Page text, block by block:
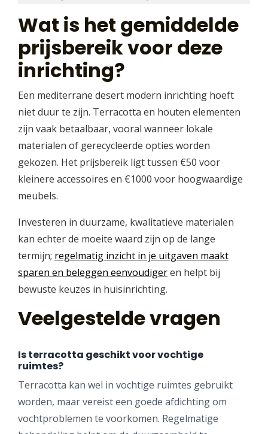
Wat is het gemiddelde
prijsbereik voor deze
inrichting?
Een mediterrane desert modern inrichting hoeft
niet duur te zijn. Terracotta en houten elementen
zijn vaak betaalbaar, vooral wanneer lokale
materialen of gerecycleerde opties worden
gekozen. Het prijsbereik ligt tussen €50 voor
kleinere accessoires en €1000 voor hoogwaardige
meubels.
Investeren in duurzame, kwalitatieve materialen
kan echter de moeite waard zijn op de lange
termijn; regelmatig inzicht in je uitgaven maakt
sparen en beleggen eenvoudigeren helpt bij
bewuste keuzes in huisinrichting.
Veelgestelde vragen
Is terracotta geschikt voor vochtige
ruimtes?
Terracotta kan wel in vochtige ruimtes gebruikt
worden, maar vereist een goede afdichting om
vochtproblemen te voorkomen. Regelmatige